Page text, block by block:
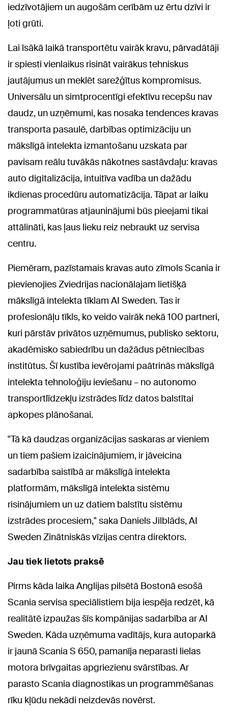
iedzīvotājiem un augošām cerībām uz ērtu dzīvi ir
ļoti grūti.
Lai īsākā laikā transportētu vairāk kravu, pārvadātāji
ir spiesti vienlaikus risināt vairākus tehniskus
jautājumus un meklēt sarežģītus kompromisus.
Universālu un simtprocentīgi efektīvu recepšu nav
daudz, un uzņēmumi, kas nosaka tendences kravas
transporta pasaulē, darbības optimizāciju un
mākslīgā intelekta izmantošanu uzskata par
pavisam reālu tuvākās nākotnes sastāvdaļu: kravas
auto digitalizācija, intuitīva vadība un dažādu
ikdienas procedūru automatizācija. Tāpat ar laiku
programmatūras atjauninājumi būs pieejami tikai
attālināti, kas ļaus lieku reiz nebraukt uz servisa
centru.
Piemēram, pazīstamais kravas auto zīmols Scania ir
pievienojies Zviedrijas nacionālajam lietišķā
mākslīgā intelekta tīklam AI Sweden. Tas ir
profesionāļu tīkls, ko veido vairāk nekā 100 partneri,
kuri pārstāv privātos uzņēmumus, publisko sektoru,
akadēmisko sabiedrību un dažādus pētniecības
institūtus. Šī kustība ievērojami paātrinās mākslīgā
intelekta tehnoloģiju ieviešanu – no autonomo
transportlīdzekļu izstrādes līdz datos balstītai
apkopes plānošanai.
"Tā kā daudzas organizācijas saskaras ar vieniem
un tiem pašiem izaicinājumiem, ir jāveicina
sadarbība saistībā ar mākslīgā intelekta
platformām, mākslīgā intelekta sistēmu
risinājumiem un uz datiem balstītu sistēmu
izstrādes procesiem," saka Daniels Jilblāds, AI
Sweden Zinātniskās vīzijas centra direktors.
Jau tiek lietots praksē
Pirms kāda laika Anglijas pilsētā Bostonā esošā
Scania servisa speciālistiem bija iespēja redzēt, kā
realitātē izpaužas šīs kompānijas sadarbība ar AI
Sweden. Kāda uzņēmuma vadītājs, kura autoparkā
ir jaunā Scania S 650, pamanīja neparasti lielas
motora brīvgaitas apgriezienu svārstības. Ar
parasto Scania diagnostikas un programmēšanas
rīku kļūdu nekādi neizdevās novērst.